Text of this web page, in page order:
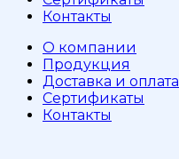
Контакты
О компании
Продукция
Доставка и оплата
Сертификаты
Контакты